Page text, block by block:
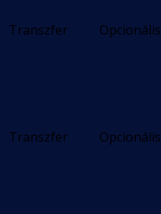
Transzfer Opcionális
Transzfer Opcionális